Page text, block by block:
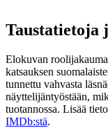
Taustatietoja
Elokuvan
katsauksen
tunnettu vahvasta
näyttelijäntyöstään,
tuotannossa. Lisää
IMDb:stä.